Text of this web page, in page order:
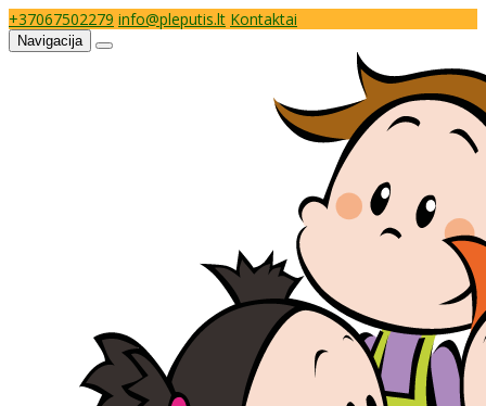
+37067502279 info@pleputis.lt Kontaktai
Navigacija